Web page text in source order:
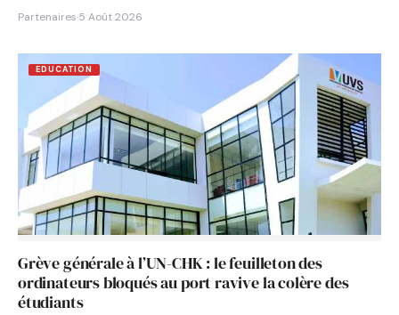
Partenaires·5 Août 2026
EDUCATION
Grève générale à l’UN-CHK : le feuilleton des
ordinateurs bloqués au port ravive la colère des
étudiants